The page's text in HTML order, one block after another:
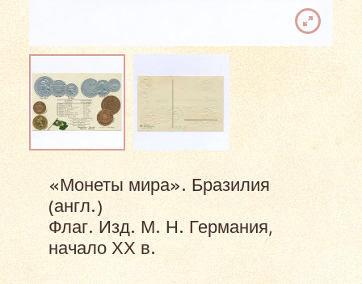
«Монеты мира». Бразилия
(англ.)
Флаг. Изд. М. Н. Германия,
начало ХХ в.